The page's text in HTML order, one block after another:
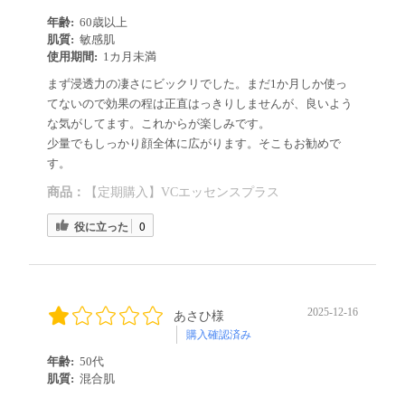
年齢: 60歳以上
肌質: 敏感肌
使用期間: 1カ月未満
まず浸透力の凄さにビックリでした。まだ1か月しか使っ
てないので効果の程は正直はっきりしませんが、良いよう
な気がしてます。これからが楽しみです。
少量でもしっかり顔全体に広がります。そこもお勧めで
す。
商品： 【定期購入】VCエッセンスプラス
役に立った 0
あさひ様
購入確認済み
2025-12-16
年齢: 50代
肌質: 混合肌